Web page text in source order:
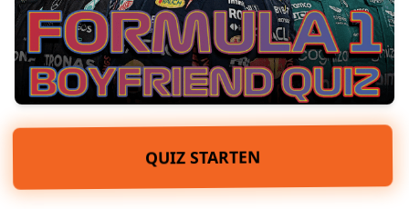
QUIZ STARTEN